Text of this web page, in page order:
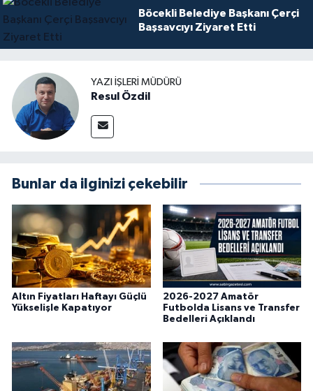
Böcekli Belediye Başkanı Çerçi
Başsavcıyı Ziyaret Etti
YAZI İŞLERI MÜDÜRÜ
Resul Özdil
Bunlar da ilginizi çekebilir
Altın Fiyatları Haftayı Güçlü
Yükselişle Kapatıyor
2026-2027 Amatör
Futbolda Lisans ve Transfer
Bedelleri Açıklandı